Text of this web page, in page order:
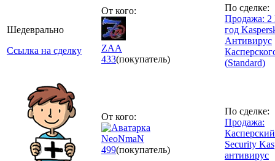
Шедеврально
Ссылка на сделку
От кого:
ZAA
433(покупатель)
По сделке:
Продажа:
год
Антивирус
(Standard)
От кого:
NeoNmaN
499(покупатель)
По сделке:
Продажа:
Security
антивирус